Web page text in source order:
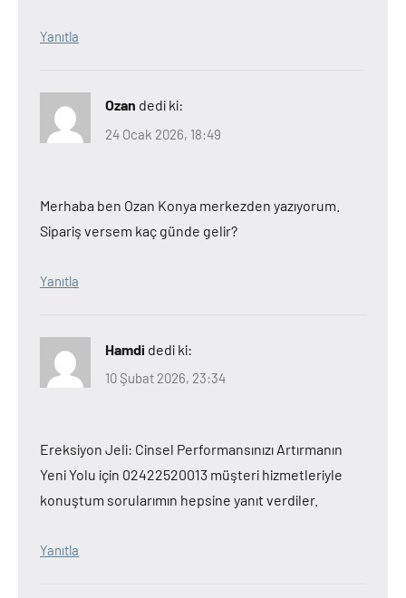
Yanıtla
Ozan dedi ki:
24 Ocak 2026, 18:49
Merhaba ben Ozan Konya merkezden yazıyorum.
Sipariş versem kaç günde gelir?
Yanıtla
Hamdi dedi ki:
10 Şubat 2026, 23:34
Ereksiyon Jeli: Cinsel Performansınızı Artırmanın
Yeni Yolu için 02422520013 müşteri hizmetleriyle
konuştum sorularımın hepsine yanıt verdiler.
Yanıtla